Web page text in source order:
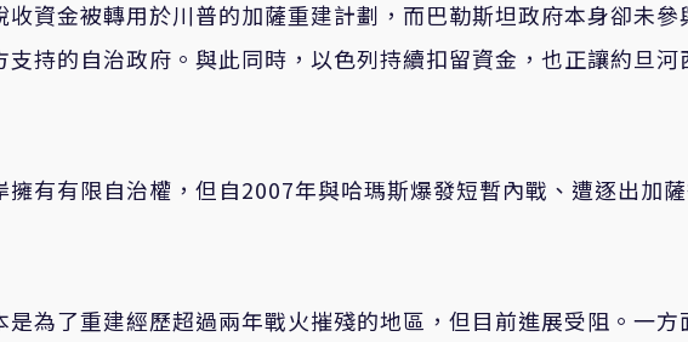
資金被轉用於川普的加薩重建計劃，而巴勒斯坦政府本身卻未參
持的自治政府。與此同時，以色列持續扣留資金，也正讓約旦河
有有限自治權，但自2007年與哈瑪斯爆發短暫內戰、遭逐出加薩
為了重建經歷超過兩年戰火摧殘的地區，但目前進展受阻。一方